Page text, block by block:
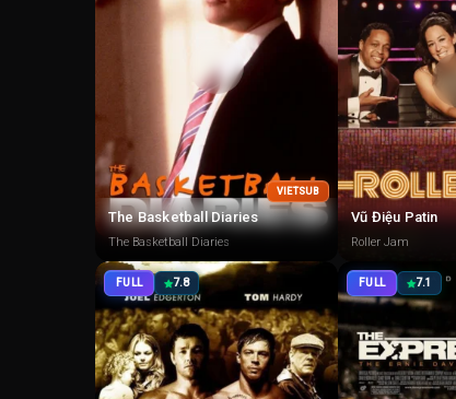
VIETSUB
The Basketball Diaries
The Basketball Diaries
Vũ Điệu Patin
Roller Jam
FULL 7.8 FULL 7.1